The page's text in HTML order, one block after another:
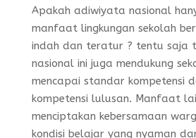
Apakah adiwiyata nasional
manfaat lingkungan sekolah
indah dan teratur ? tentu saja
nasional ini juga mendukung
mencapai standar kompetensi
kompetensi lulusan. Manfaat
menciptakan kebersamaan
kondisi belajar yang nyaman